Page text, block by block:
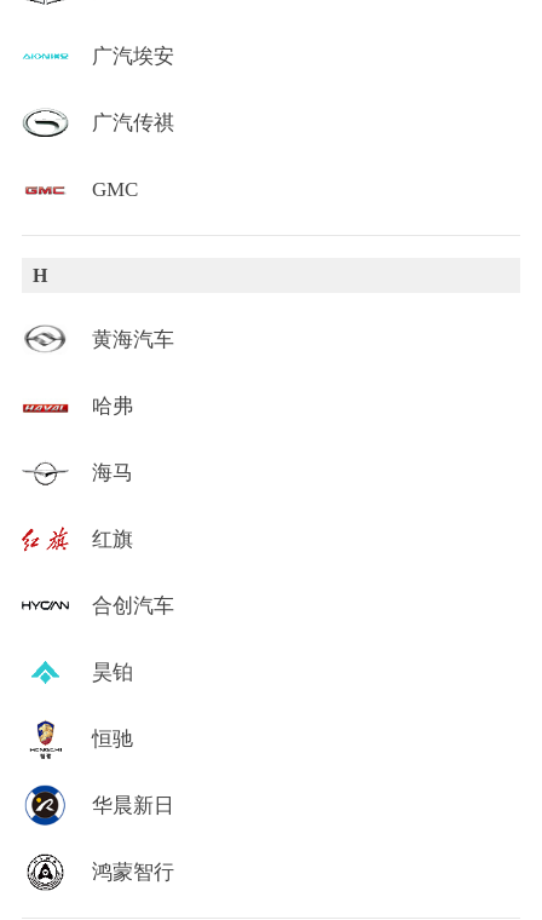
广汽埃安
广汽传祺
GMC
H
黄海汽车
哈弗
海马
红旗
合创汽车
昊铂
恒驰
华晨新日
鸿蒙智行